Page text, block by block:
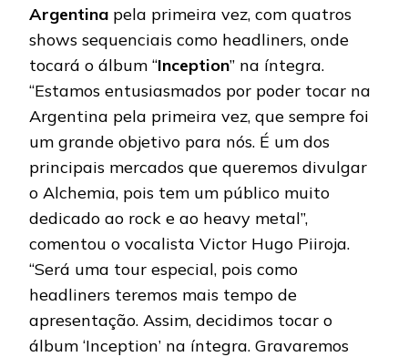
Argentina pela primeira vez, com quatros
shows sequenciais como headliners, onde
tocará o álbum “Inception” na íntegra.
“Estamos entusiasmados por poder tocar na
Argentina pela primeira vez, que sempre foi
um grande objetivo para nós. É um dos
principais mercados que queremos divulgar
o Alchemia, pois tem um público muito
dedicado ao rock e ao heavy metal”,
comentou o vocalista Victor Hugo Piiroja.
“Será uma tour especial, pois como
headliners teremos mais tempo de
apresentação. Assim, decidimos tocar o
álbum ‘Inception’ na íntegra. Gravaremos